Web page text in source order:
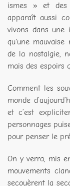
ismes » et des
apparaît aussi
vivons dans une
qu'une mauvaise
de la nostalgie,
mais des espoirs
Comment les
monde
et c’est
personnages
pour penser le
On y verra, mis
mouvements
secouèrent la